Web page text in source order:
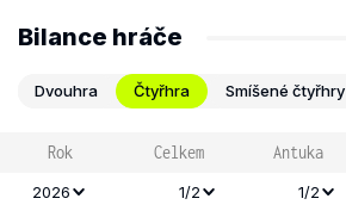
Bilance hráče
Dvouhra Čtyřhra Smíšené čtyřhry
Rok Celkem Antuka
2026 1/2 1/2